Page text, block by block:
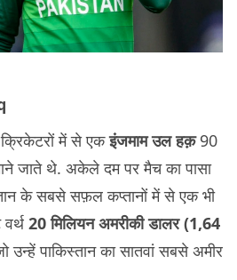
में से एकइंजमाम उल हक़90
जाते थे. अकेले दम पर मैच का पासा
के सबसे सफ़ल कप्तानों में से एक भी
20 मिलियन अमरीकी डालर (1,64
उन्हें पाकिस्तान का सातवां सबसे अमीर